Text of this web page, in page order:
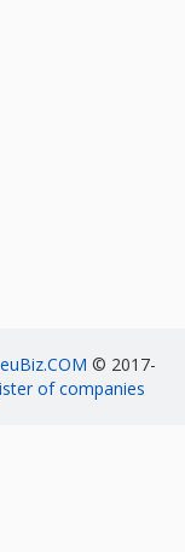
© 2017-
of companies